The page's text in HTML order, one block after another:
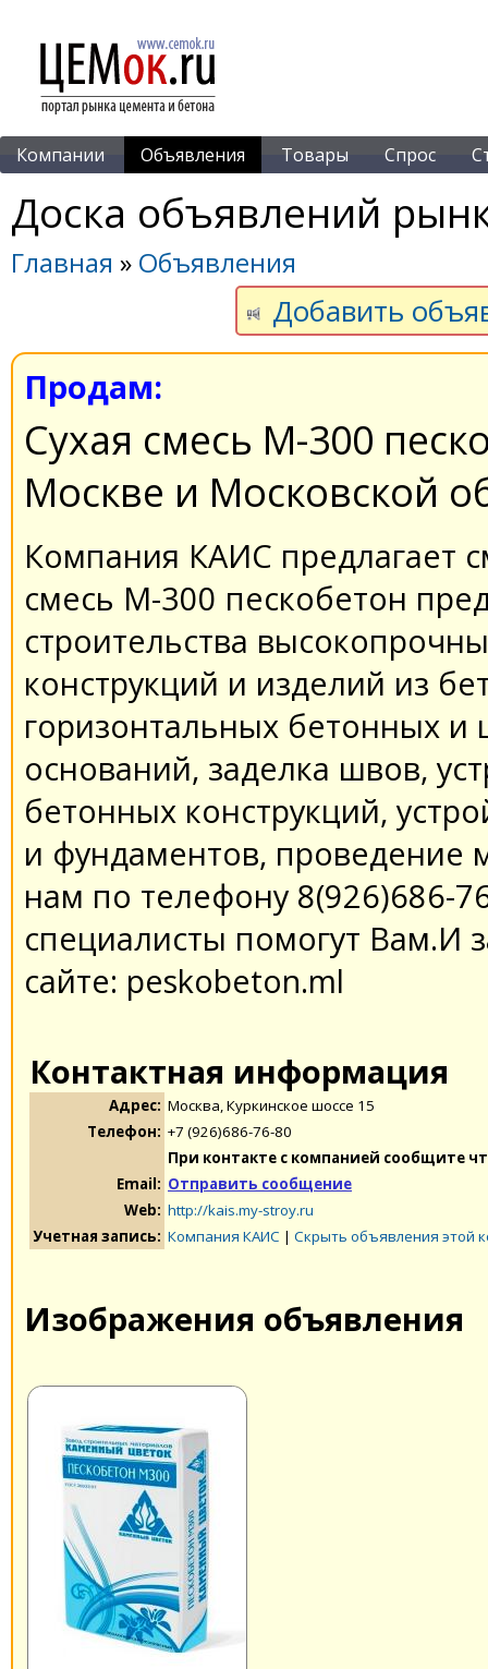
Компании Объявления Товары Спрос
Доска объявлений
Главная » Объявления
Добавить
Продам:
Сухая смесь М-300
Москве и Московской
Компания КАИС предлагает
смесь М-300 пескобетон
строительства
конструкций и изделий из
горизонтальных бетонных и
оснований, заделка швов,
бетонных конструкций,
и фундаментов, проведение
нам по телефону 8(926)686-
специалисты помогут Вам.И
сайте: peskobeton.ml
Контактная информация
Адрес: Москва, Куркинское шоссе 15
Телефон: +7 (926)686-76-80
При контакте с компанией сообщите
Email: Отправить сообщение
Web: http://kais.my-stroy.ru
Учетная запись: Компания КАИС | Скрыть объявления этой
Изображения объявления